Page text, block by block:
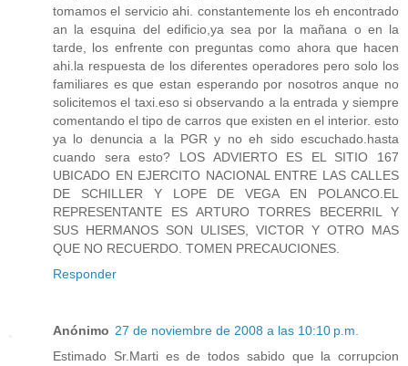
tomamos el servicio ahi. constantemente los eh encontrado
an la esquina del edificio,ya sea por la mañana o en la
tarde, los enfrente con preguntas como ahora que hacen
ahi.la respuesta de los diferentes operadores pero solo los
familiares es que estan esperando por nosotros anque no
solicitemos el taxi.eso si observando a la entrada y siempre
comentando el tipo de carros que existen en el interior. esto
ya lo denuncia a la PGR y no eh sido escuchado.hasta
cuando sera esto? LOS ADVIERTO ES EL SITIO 167
UBICADO EN EJERCITO NACIONAL ENTRE LAS CALLES
DE SCHILLER Y LOPE DE VEGA EN POLANCO.EL
REPRESENTANTE ES ARTURO TORRES BECERRIL Y
SUS HERMANOS SON ULISES, VICTOR Y OTRO MAS
QUE NO RECUERDO. TOMEN PRECAUCIONES.
Responder
Anónimo 27 de noviembre de 2008 a las 10:10 p.m.
Estimado Sr.Marti es de todos sabido que la corrupcion